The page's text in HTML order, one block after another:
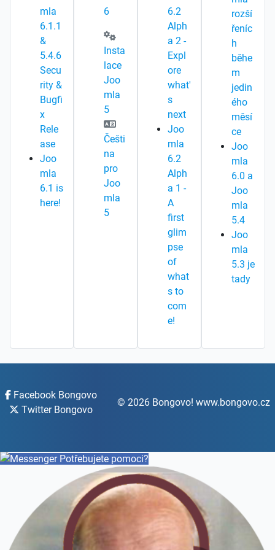
mla
6.1.1
&
5.4.6
Secu
rity &
Bugfi
x
Rele
ase
Joo
mla
6.1 is
here!
6
Insta
lace
Joo
mla
5
Češti
na
pro
Joo
mla
5
6.2
Alph
a 2 -
Expl
ore
what'
s
next
Joo
mla
6.2
Alph
a 1 -
A
first
glim
pse
of
what
s to
com
e!
rozší
řeníc
h
běhe
m
jedin
ého
měsí
ce
Joo
mla
6.0 a
Joo
mla
5.4
Joo
mla
5.3 je
tady
Facebook Bongovo
Twitter Bongovo
© 2026 Bongovo! www.bongovo.cz
Potřebujete pomoci?